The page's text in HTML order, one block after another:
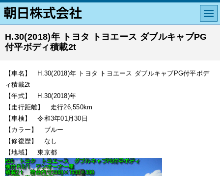
H.30(2018)年 トヨタ トヨエース ダブルキャブPG
付平ボディ積載2t
【車名】 H.30(2018)年 トヨタ トヨエース ダブルキャブPG付平ボデ
ィ積載2t
【年式】 H.30(2018)年
【走行距離】 走行26,550km
【車検】 令和3年01月30日
【カラー】 ブルー
【修復歴】 なし
【地域】 東京都